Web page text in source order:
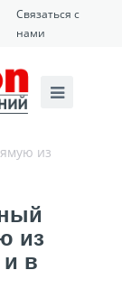
Связаться с
нами
из
из
в